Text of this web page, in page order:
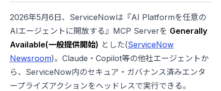
2026年5月6日、ServiceNowは『AI Platformを任意の
AIエージェントに開放する』MCP Serverを Generally
Available(一般提供開始) とした(ServiceNow
Newsroom)。Claude・Copilot等の他社エージェントか
ら、ServiceNow内のセキュア・ガバナンス済みエンタ
ープライズアクションをヘッドレスで実行できる。